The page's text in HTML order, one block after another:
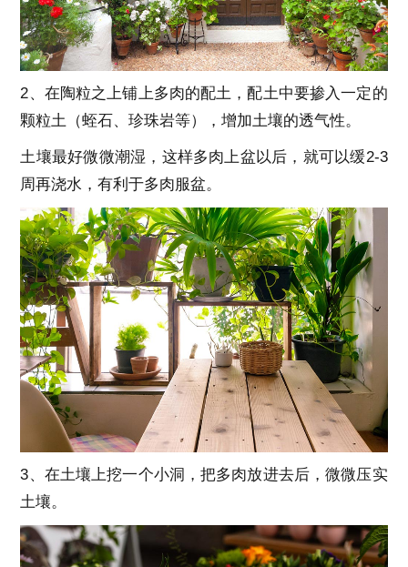
2、在陶粒之上铺上多肉的配土，配土中要掺入一定的
颗粒土（蛭石、珍珠岩等），增加土壤的透气性。
土壤最好微微潮湿，这样多肉上盆以后，就可以缓2-3
周再浇水，有利于多肉服盆。
3、在土壤上挖一个小洞，把多肉放进去后，微微压实
土壤。